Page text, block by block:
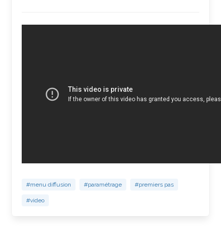
#menu diffusion #paramétrage #premiers pas
#video